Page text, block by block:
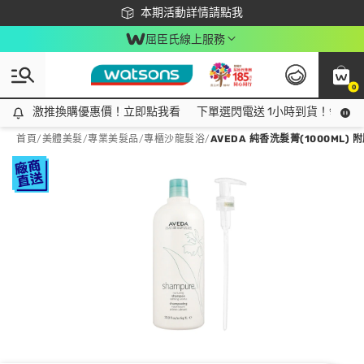
本期活動詳情請點我
下載app最高回饋$350
屈臣氏線上服務
0
激推換購優惠價！立即點我看
激推換購優惠價！立即點我看 下單選閃電送 1小時到貨！領神
首頁/美體美髮/專業美髮品/專櫃沙龍髮浴/AVEDA 純香洗髮菁(1000ML)